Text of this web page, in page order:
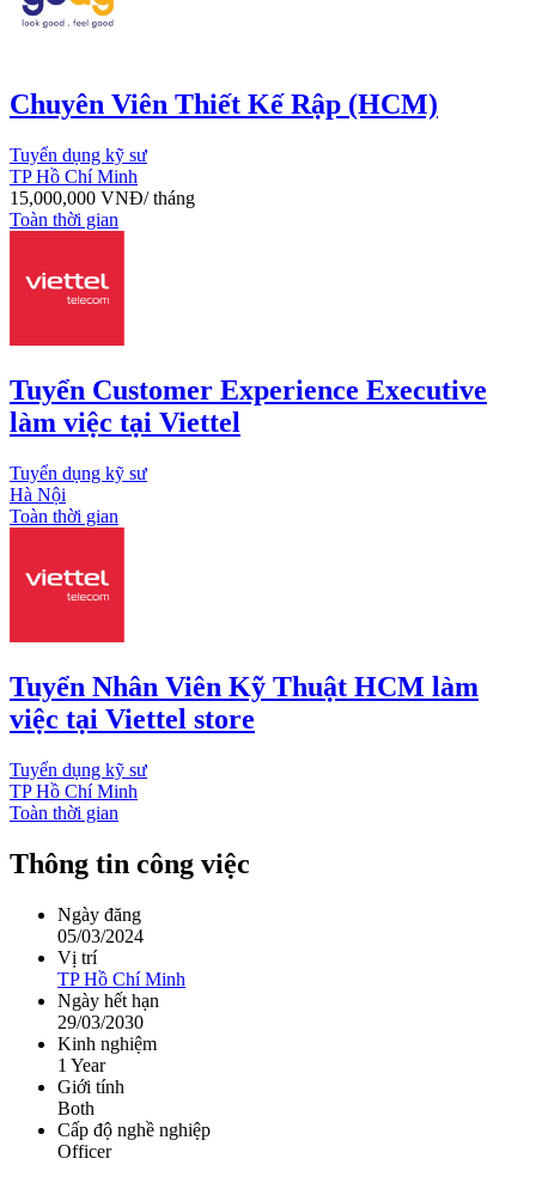
Chuyên Viên Thiết Kế Rập (HCM)
Tuyển dụng kỹ sư
TP Hồ Chí Minh
15,000,000 VNĐ/ tháng
Toàn thời gian
Tuyển Customer Experience Executive
làm việc tại Viettel
Tuyển dụng kỹ sư
Hà Nội
Toàn thời gian
Tuyển Nhân Viên Kỹ Thuật HCM làm
việc tại Viettel store
Tuyển dụng kỹ sư
TP Hồ Chí Minh
Toàn thời gian
Thông tin công việc
Ngày đăng
05/03/2024
Vị trí
TP Hồ Chí Minh
Ngày hết hạn
29/03/2030
Kinh nghiệm
1 Year
Giới tính
Both
Cấp độ nghề nghiệp
Officer